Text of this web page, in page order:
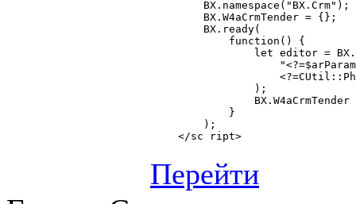
BX.namespace("BX.Crm");
BX.W4aCrmTender = {};
BX.ready(
function() {
let editor =
);
BX.W4aCrmTender =
}
);
</sc ript>
Перейти